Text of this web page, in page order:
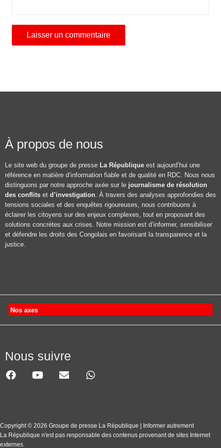
À propos de nous
Le site web du groupe de presse La République est aujourd’hui une
référence en matière d’information fiable et de qualité en RDC. Nous nous
distinguons par notre approche axée sur le journalisme de résolution
des conflits et d’investigation. À travers des analyses approfondies des
tensions sociales et des enquêtes rigoureuses, nous contribuons à
éclairer les citoyens sur des enjeux complexes, tout en proposant des
solutions concrètes aux crises. Notre mission est d’informer, sensibiliser
et défendre les droits des Congolais en favorisant la transparence et la
justice.
Nos axes
Nous suivre
Copyright © 2026 Groupe de presse La République | Informer autrement
La République n'est pas responsable des contenus provenant de sites Internet
externes.